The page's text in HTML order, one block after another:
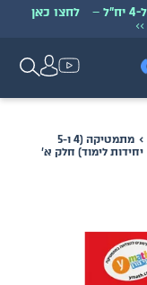
–
לחצו כאן
>>
מתמטיקה (4 ו-5
יחידות לימוד) חלק א'